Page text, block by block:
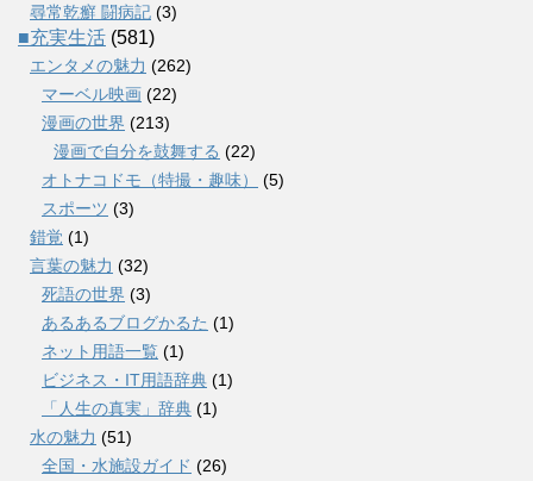
尋常乾癬 闘病記 (3)
■充実生活 (581)
エンタメの魅力 (262)
マーベル映画 (22)
漫画の世界 (213)
漫画で自分を鼓舞する (22)
オトナコドモ（特撮・趣味）
(5)
スポーツ (3)
錯覚 (1)
言葉の魅力 (32)
死語の世界 (3)
あるあるブログかるた (1)
ネット用語一覧 (1)
ビジネス・IT用語辞典 (1)
「人生の真実」辞典 (1)
水の魅力 (51)
全国・水施設ガイド (26)